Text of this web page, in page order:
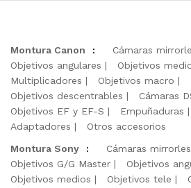
Montura Canon : Cámaras
Objetivos angulares
Objetivos
Multiplicadores
Objetivos macro
Objetivos descentrables
Cámaras
Objetivos EF y EF-S
Empuñaduras
Adaptadores
Otros accesorios
Montura Sony
:
Cámaras
Objetivos G/G Master
Objetivos
Objetivos medios
Objetivos tele